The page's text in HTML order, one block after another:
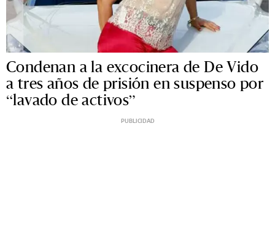
Condenan a la excocinera de De Vido
a tres años de prisión en suspenso por
“lavado de activos”